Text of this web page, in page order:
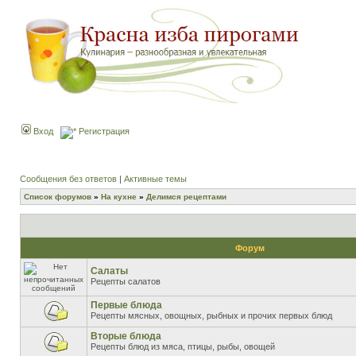
Вход Регистрация
Сообщения без ответов | Активные темы
Список форумов » На кухне » Делимся рецептами
Форум
Салаты
Рецепты салатов
Первые блюда
Рецепты мясных, овощных, рыбных и прочих первых блюд
Вторые блюда
Рецепты блюд из мяса, птицы, рыбы, овощей